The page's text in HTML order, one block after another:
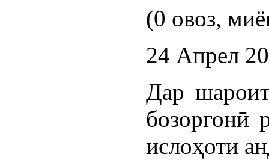
(0 овоз,
24 Апрел
Дар
бозоргонӣ
ислоҳоти